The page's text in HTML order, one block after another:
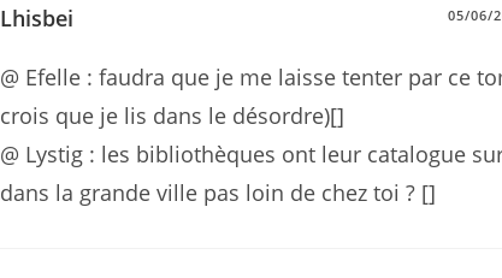
Lhisbei 05/06/
@ Efelle : faudra que je me laisse tenter par ce
crois que je lis dans le désordre)[]
@ Lystig : les bibliothèques ont leur catalogue
dans la grande ville pas loin de chez toi ? []